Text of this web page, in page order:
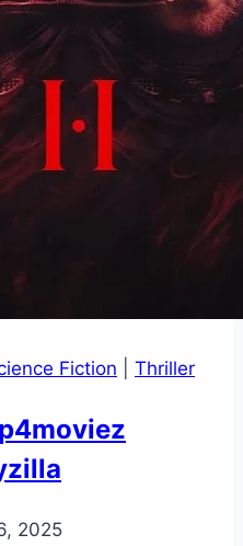
Fiction Thriller
2025